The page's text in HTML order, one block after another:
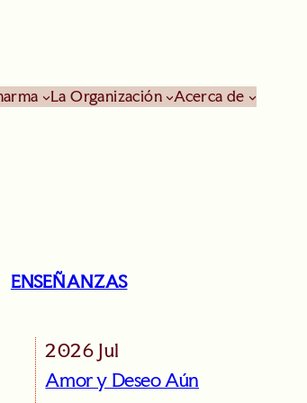
La Organización Acerca de
ENSEÑANZAS
2026 Jul
Amor y Deseo Aún